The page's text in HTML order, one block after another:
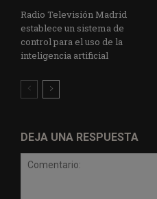
Radio Televisión Madrid
establece un sistema de
control para el uso de la
inteligencia artificial
DEJA UNA RESPUESTA